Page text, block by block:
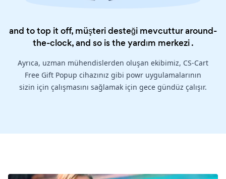
and to top it off, müşteri desteği mevcuttur around-
the-clock, and so is theyardım merkezi.
Ayrıca, uzman mühendislerden oluşan ekibimiz, CS-Cart
Free Gift Popup cihazınız gibi powr uygulamalarının
sizin için çalışmasını sağlamak için gece gündüz çalışır.